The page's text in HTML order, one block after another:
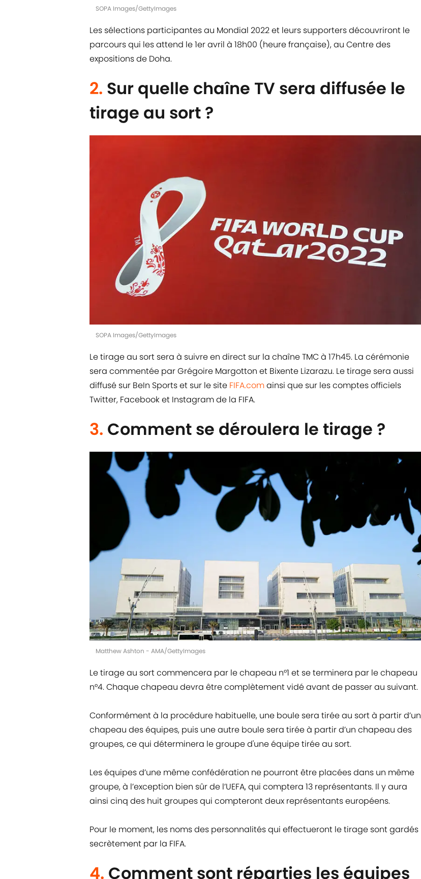
SOPA Images/GettyImages
Les sélections participantes au Mondial 2022 et leurs supporters découvriront le
parcours qui les attend le 1er avril à 18h00 (heure française), au Centre des
expositions de Doha.
2. Sur quelle chaîne TV sera diffusée le
tirage au sort ?
SOPA Images/GettyImages
Le tirage au sort sera à suivre en direct sur la chaîne TMC à 17h45. La cérémonie
sera commentée par Grégoire Margotton et Bixente Lizarazu. Le tirage sera aussi
diffusé sur BeIn Sports et sur le site FIFA.comainsi que sur les comptes officiels
Twitter, Facebook et Instagram de la FIFA.
3. Comment se déroulera le tirage ?
Matthew Ashton - AMA/GettyImages
Le tirage au sort commencera par le chapeau n°1 et se terminera par le chapeau
n°4. Chaque chapeau devra être complètement vidé avant de passer au suivant.
Conformément à la procédure habituelle, une boule sera tirée au sort à partir d’un
chapeau des équipes, puis une autre boule sera tirée à partir d’un chapeau des
groupes, ce qui déterminera le groupe d'une équipe tirée au sort.
Les équipes d’une même confédération ne pourront être placées dans un même
groupe, à l’exception bien sûr de l’UEFA, qui comptera 13 représentants. Il y aura
ainsi cinq des huit groupes qui compteront deux représentants européens.
Pour le moment, les noms des personnalités qui effectueront le tirage sont gardés
secrètement par la FIFA.
4. Comment sont réparties les équipes